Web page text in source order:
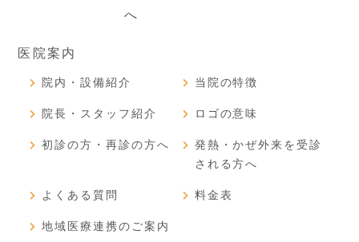
へ
医院案内
院内・設備紹介 当院の特徴
院長・スタッフ紹介 ロゴの意味
初診の方・再診の方へ
発熱・かぜ外来を受診
される方へ
よくある質問 料金表
地域医療連携のご案内